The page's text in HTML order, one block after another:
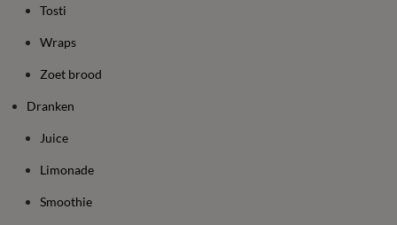
Tosti
Wraps
Zoet brood
Dranken
Juice
Limonade
Smoothie